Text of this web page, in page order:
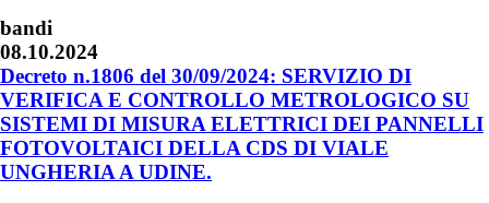
bandi
08.10.2024
Decreto n.1806 del 30/09/2024: SERVIZIO DI
VERIFICA E CONTROLLO METROLOGICO SU
SISTEMI DI MISURA ELETTRICI DEI PANNELLI
FOTOVOLTAICI DELLA CDS DI VIALE
UNGHERIA A UDINE.